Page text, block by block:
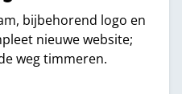
bijbehorend logo en
nieuwe website;
weg timmeren.